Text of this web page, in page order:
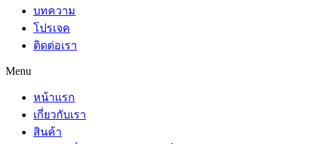
บทความ
โปรเจค
ติดต่อเรา
Menu
หน้าแรก
เกี่ยวกับเรา
สินค้า